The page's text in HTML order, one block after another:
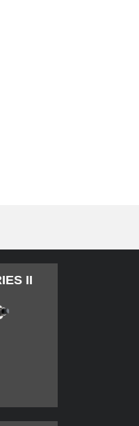
II